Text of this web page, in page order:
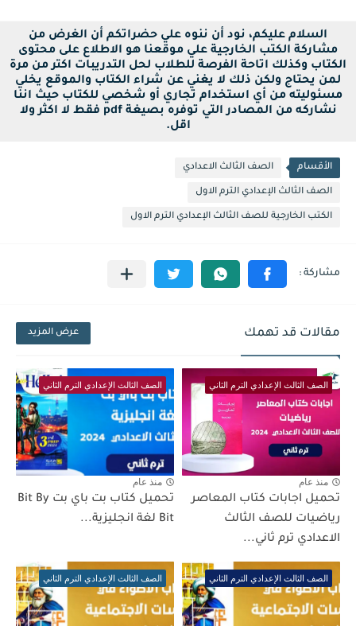
السلام عليكم، نود أن ننوه علي حضراتكم أن الغرض من
مشاركة الكتب الخارجية علي موقعنا هو الاطلاع على محتوى
الكتاب وكذلك اتاحة الفرصة للطلاب لحل التدريبات اكتر من مرة
لمن يحتاج ولكن ذلك لا يغني عن شراء الكتاب والموقع يخلي
مسئوليته من أي استخدام تجاري أو شخصي للكتاب حيث اننا
نشاركه من المصادر التي توفره بصيغة pdf فقط لا اكثر ولا
اقل.
الأقسام الصف الثالث الاعدادي
الصف الثالث الإعدادي الترم الاول
الكتب الخارجية للصف الثالث الإعدادي الترم الاول
مقالات قد تهمك عرض المزيد
الصف الثالث الإعدادي الترم الثاني
منذ عام
تحميل اجابات كتاب المعاصر
رياضيات للصف الثالث
الاعدادي ترم ثاني...
الصف الثالث الإعدادي الترم الثاني
منذ عام
تحميل كتاب بت باي بت Bit By
Bit لغة انجليزية...
الصف الثالث الإعدادي الترم الثاني الصف الثالث الإعدادي الترم الثاني